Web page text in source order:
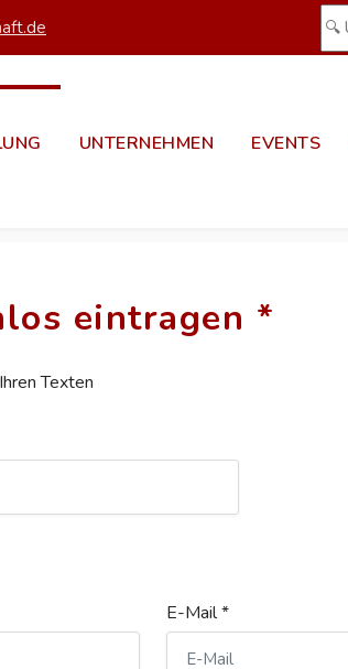
UNTERNEHMEN EVENTS
eintragen *
Texten
E-Mail *